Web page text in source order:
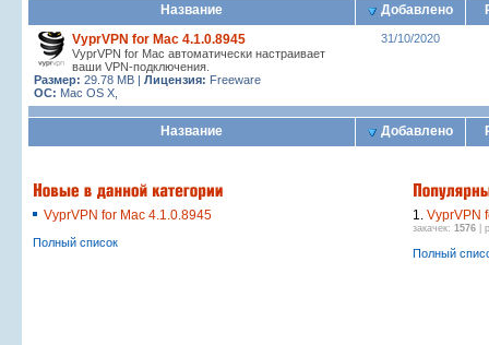
Название Добавлено
VyprVPN for Mac 4.1.0.8945
VyprVPN for Mac автоматически настраивает
ваши VPN-подключения.
Размер: 29.78 MB | Лицензия: Freeware
ОС: Mac OS X,
31/10/2020
Название Добавлено
VyprVPN for Mac 4.1.0.8945
Полный список
1. VyprVPN
закачек: 1576 |
Полный